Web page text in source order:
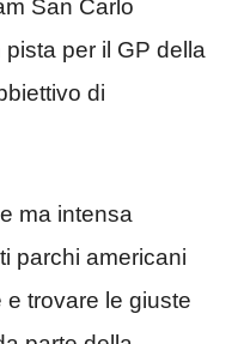
San Carlo
per il GP della
di
ma intensa
parchi americani
trovare le giuste